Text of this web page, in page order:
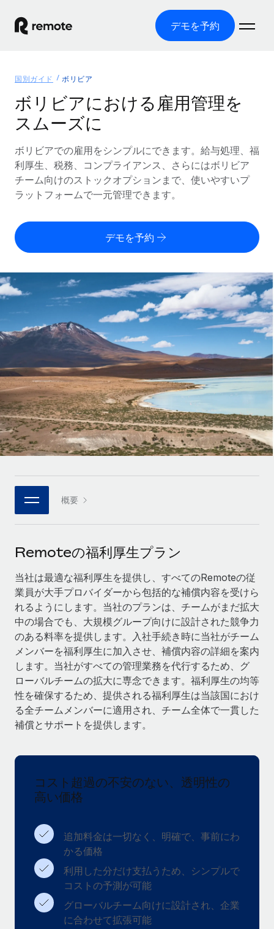
デモを予約
グローバル雇用
グローバル給与処理
コンプライアンス対応の給与処理を手軽に
Employer of Record（EOR）
グローバル展開をコストをかけずに実現
Contractor of Record
世界中の契約社員と法令を遵守して契約
世界中の契約社員をオンボーディングし、管理
PEO
複雑な雇用関連業務を外部委託
Remote統合
人事機能をワークフローにシームレスに統合する
プラットフォーム
チームのための人事の基本機能を内蔵
接続 新しい
当社のMCPを使用して、あらゆるAIツールをRemoteに接続
統合
基本的なビジネスツールを活用して業務プロセスを効率化す
専門家に相談
グローバル人事・コンプライアンスの専門サポート
バックグラウンドチェック
候補者の選考プロセスをシンプルに
Compliance Watchtower
コンプライアンスリスクを先回りして対応
デバイス管理
ITデバイスを世界規模で提供・管理
法人設立
移住・転勤
福利厚生
従業員の福利厚生を簡単に管理
ソリューション
各国の制度に対応
国別ガイド
/国別のグローバル雇用支援を検索する
Remoteを他社と比較
成長の段階
スタートアップ
成長中の企業向けのアジャイルなグローバルHR・給与処理ソ
ミッドマーケット
カスタマイズされた人事ソリューションでチームを拡大する
企業
大企業向けのグローバルHR
パートナーに登録
戦略的テクノロジーパートナー
グローバルな人事機能を柔軟に自社プラットフォームへ統合
当社とのパートナーシップの可能性を検討する
Remote Build 近日リリース予定
統合とAI自動化に関するコンサルティング
活用事例
リソース
ツールと計算ツール
従業員コスト計算ツール
契約社員の報酬計算ツール
グローバルな契約社員向けに、通貨オプションと支払スピー
REMOTEで学習
リサーチおよびガイド
活用事例
HR用語集
チェックリストおよびテンプレート
職務内容ライブラリ
ウェビナー
イベント
ニュースルーム
給与・人材情報
情報センター
サポートを依頼する
すべてのリソースを表示する
ブログ
グローバル給与処理
税務
Remoteの製品アップデート：GustoとXeroの統合お
よびContractor Management Plus（契約社員管理
プラス）
Remoteの使命は、世界のどこにいても、あらゆる規模の企業が
価格
English
Nederlands
Français
Español
Italiano
Português (Portugal)
日本語
한국어
ログイン
国別ガイド ボリビア
ボリビアにおける雇用管理を
スムーズに
ボリビアでの雇用をシンプルにできます。給与処理、福
利厚生、税務、コンプライアンス、さらにはボリビア
チーム向けのストックオプションまで、使いやすいプ
ラットフォームで一元管理できます。
デモを予約
概要
Remoteの福利厚生プラン
当社は最適な福利厚生を提供し、すべてのRemoteの従
業員が大手プロバイダーから包括的な補償内容を受けら
れるようにします。当社のプランは、チームがまだ拡大
中の場合でも、大規模グループ向けに設計された競争力
のある料率を提供します。入社手続き時に当社がチーム
メンバーを福利厚生に加入させ、補償内容の詳細を案内
します。当社がすべての管理業務を代行するため、グ
ローバルチームの拡大に専念できます。福利厚生の均等
性を確保するため、提供される福利厚生は当該国におけ
る全チームメンバーに適用され、チーム全体で一貫した
補償とサポートを提供します。
コスト超過の不安のない、透明性の
高い価格
追加料金は一切なく、明確で、事前にわ
かる価格
利用した分だけ支払うため、シンプルで
コストの予測が可能
グローバルチーム向けに設計され、企業
に合わせて拡張可能